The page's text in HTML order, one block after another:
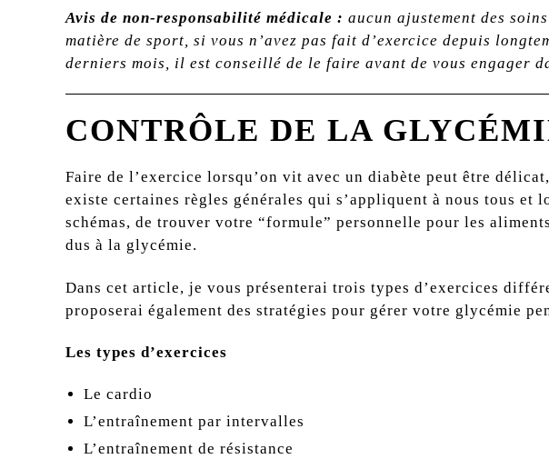
Avis de non-responsabilité médicale : aucun ajustement des
matière de sport, si vous n’avez pas fait d’exercice depuis
derniers mois, il est conseillé de le faire avant de vous engager
CONTRÔLE DE LA
Faire de l’exercice lorsqu’on vit avec un diabète peut être
existe certaines règles générales qui s’appliquent à nous tous
schémas, de trouver votre “formule” personnelle pour les
dus à la glycémie.
Dans cet article, je vous présenterai trois types d’exercices
proposerai également des stratégies pour gérer votre glycémie
Les types d’exercices
Le cardio
L’entraînement par intervalles
L’entraînement de résistance